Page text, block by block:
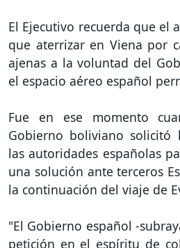
El Ejecutivo recuerda que el
que aterrizar en Viena por
ajenas a la voluntad del
el espacio aéreo español
Fue en ese momento
Gobierno boliviano solicitó
las autoridades españolas
una solución ante terceros
la continuación del viaje de
"El Gobierno español -
petición en el espíritu de